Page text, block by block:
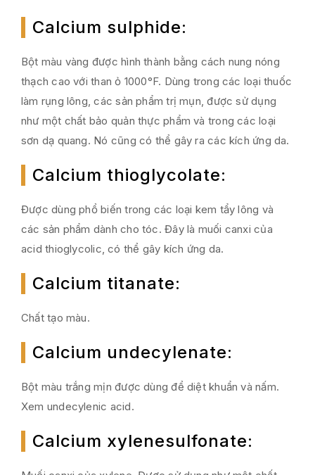
Calcium sulphide:
Bột màu vàng được hình thành bằng cách nung nóng
thạch cao với than ỏ 1000°F. Dùng trong các loại thuốc
làm rụng lông, các sản phẩm trị mụn, được sử dụng
như một chất bảo quản thực phẩm và trong các loại
sơn dạ quang. Nó cũng có thể gây ra các kích ứng da.
Calcium thioglycolate:
Được dùng phổ biến trong các loại kem tẩy lông và
các sản phẩm dành cho tóc. Đây là muối canxi của
acid thioglycolic, có thể gây kích ứng da.
Calcium titanate:
Chất tạo màu.
Calcium undecylenate:
Bột màu trắng mịn được dùng để diệt khuẩn và nấm.
Xem undecylenic acid.
Calcium xylenesulfonate: